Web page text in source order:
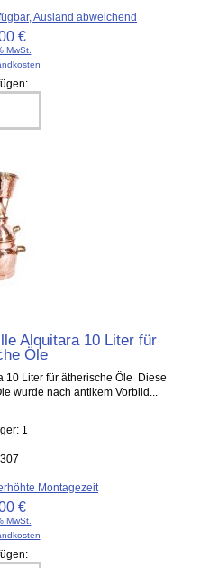
Ausland abweichend
€
MwSt.
Alquitara 10 Liter für
Öle
10 Liter für ätherische Öle Diese
wurde nach antikem Vorbild...
1
Montagezeit
€
MwSt.